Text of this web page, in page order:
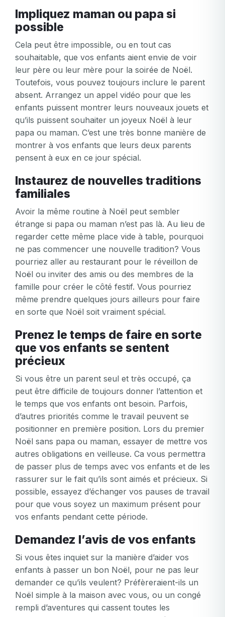
Impliquez maman ou papa si
possible
Cela peut être impossible, ou en tout cas
souhaitable, que vos enfants aient envie de voir
leur père ou leur mère pour la soirée de Noël.
Toutefois, vous pouvez toujours inclure le parent
absent. Arrangez un appel vidéo pour que les
enfants puissent montrer leurs nouveaux jouets et
qu’ils puissent souhaiter un joyeux Noël à leur
papa ou maman. C’est une très bonne manière de
montrer à vos enfants que leurs deux parents
pensent à eux en ce jour spécial.
Instaurez de nouvelles traditions
familiales
Avoir la même routine à Noël peut sembler
étrange si papa ou maman n’est pas là. Au lieu de
regarder cette même place vide à table, pourquoi
ne pas commencer une nouvelle tradition? Vous
pourriez aller au restaurant pour le réveillon de
Noël ou inviter des amis ou des membres de la
famille pour créer le côté festif. Vous pourriez
même prendre quelques jours ailleurs pour faire
en sorte que Noël soit vraiment spécial.
Prenez le temps de faire en sorte
que vos enfants se sentent
précieux
Si vous être un parent seul et très occupé, ça
peut être difficile de toujours donner l’attention et
le temps que vos enfants ont besoin. Parfois,
d’autres priorités comme le travail peuvent se
positionner en première position. Lors du premier
Noël sans papa ou maman, essayer de mettre vos
autres obligations en veilleuse. Ca vous permettra
de passer plus de temps avec vos enfants et de les
rassurer sur le fait qu’ils sont aimés et précieux. Si
possible, essayez d’échanger vos pauses de travail
pour que vous soyez un maximum présent pour
vos enfants pendant cette période.
Demandez l’avis de vos enfants
Si vous êtes inquiet sur la manière d’aider vos
enfants à passer un bon Noël, pour ne pas leur
demander ce qu’ils veulent? Préfèreraient-ils un
Noël simple à la maison avec vous, ou un congé
rempli d’aventures qui cassent toutes les